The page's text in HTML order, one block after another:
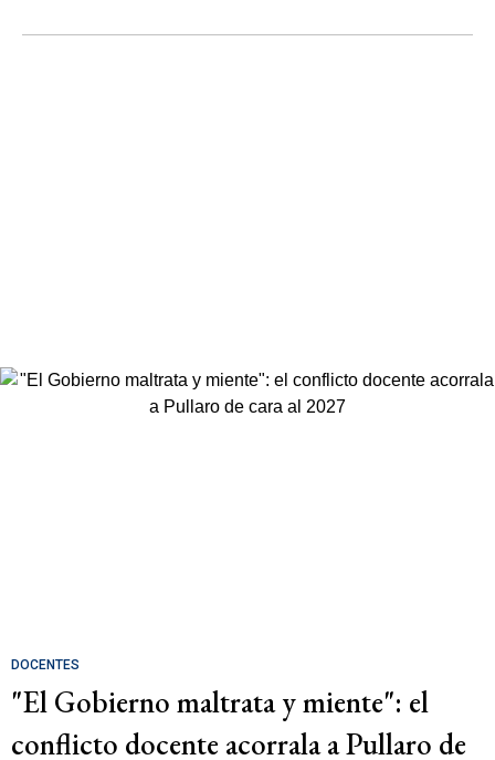
DOCENTES
"El Gobierno maltrata y miente": el
conflicto docente acorrala a Pullaro de